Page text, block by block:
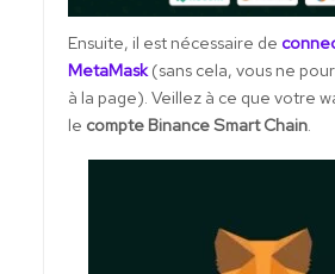
Ensuite, il est nécessaire de
MetaMask(sans cela, vous ne
à la page). Veillez à ce que votre
le compte Binance Smart Chain.